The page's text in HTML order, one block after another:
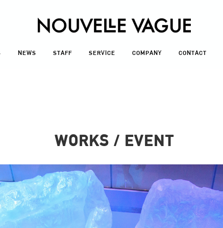
NEWS STAFF SERVICE COMPANY CONTACT
WORKS / EVENT